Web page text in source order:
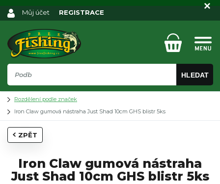
HLEDAT
Můj účet REGISTRACE
Rozdělení podle značek
Iron Claw gumová nástraha Just Shad 10cm GHS blistr 5ks
ZPĚT
Iron Claw gumová nástraha
Just Shad 10cm GHS blistr 5ks